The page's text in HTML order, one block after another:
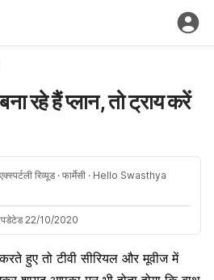
रहे हैं प्लान, तो ट्राय करें
रिव्यूड · फार्मेसी · Hello Swasthya
22/10/2020
हुए तो टीवी सीरियल और मूवीज में